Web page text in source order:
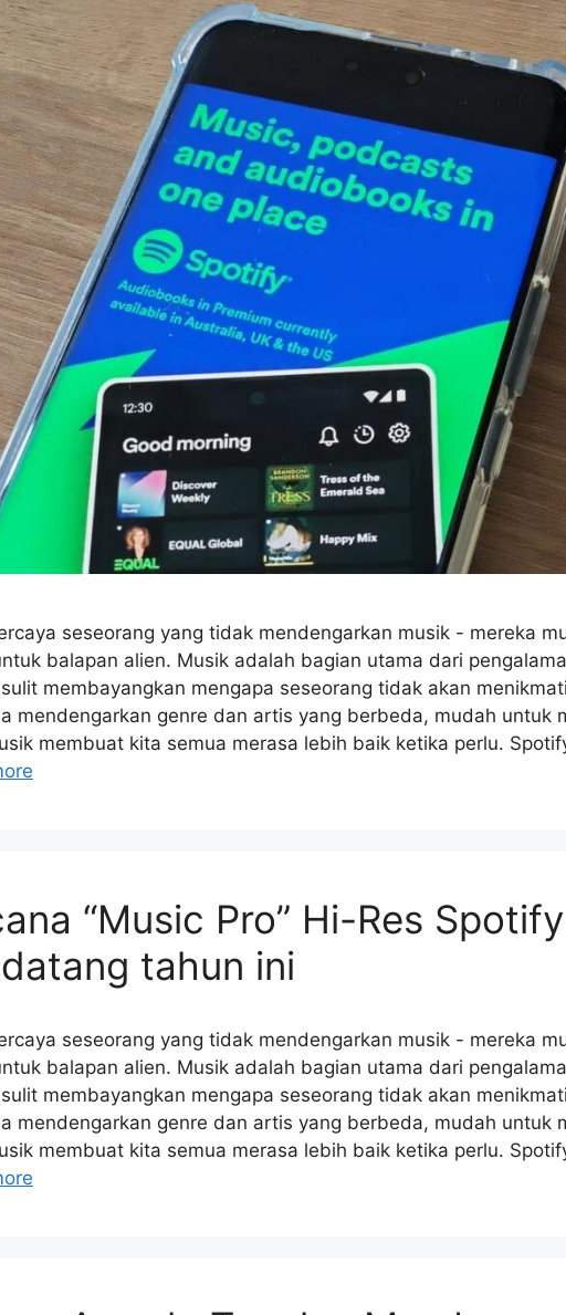
seseorang yang tidak mendengarkan musik - mereka
balapan alien. Musik adalah bagian utama dari
membayangkan mengapa seseorang tidak akan
mendengarkan genre dan artis yang berbeda, mudah untuk
membuat kita semua merasa lebih baik ketika perlu.
“Music Pro” Hi-Res
tahun ini
seseorang yang tidak mendengarkan musik - mereka
balapan alien. Musik adalah bagian utama dari
membayangkan mengapa seseorang tidak akan
mendengarkan genre dan artis yang berbeda, mudah untuk
membuat kita semua merasa lebih baik ketika perlu.